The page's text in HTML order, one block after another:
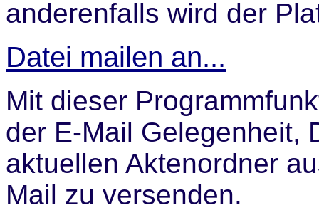
anderenfalls wird der
Datei mailen an...
Mit dieser
der E-Mail Gelegenheit,
aktuellen Aktenordner
Mail zu versenden.